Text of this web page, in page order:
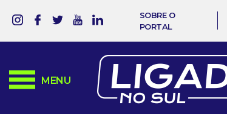
SOBRE O
PORTAL
MENU